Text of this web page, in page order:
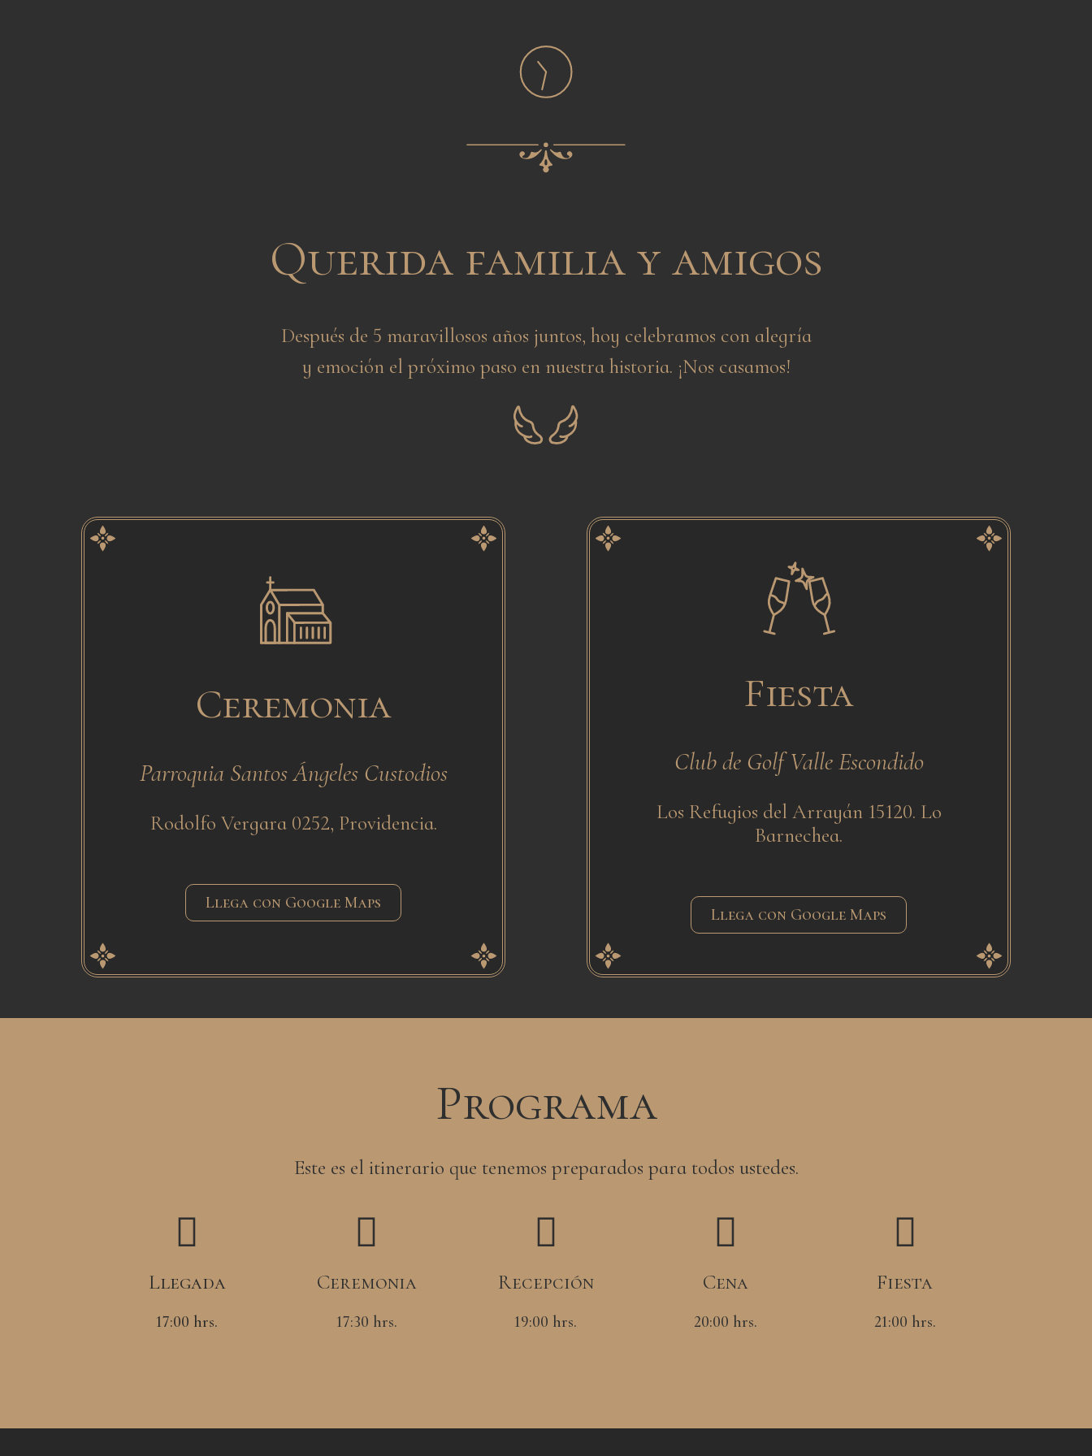
Querida familia y amigos
Después de 5 maravillosos años juntos, hoy celebramos con alegría
y emoción el próximo paso en nuestra historia. ¡Nos casamos!
Ceremonia
Parroquia Santos Ángeles Custodios
Rodolfo Vergara 0252, Providencia.
Llega con Google Maps
Fiesta
Club de Golf Valle Escondido
Los Refugios del Arrayán 15120. Lo
Barnechea.
Llega con Google Maps
Programa
Este es el itinerario que tenemos preparados para todos ustedes.
Llegada
17:00 hrs.
Ceremonia
17:30 hrs.
Recepción
19:00 hrs.
Cena
20:00 hrs.
Fiesta
21:00 hrs.